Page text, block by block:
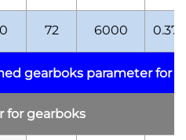
72 6000 0.37
gearboks parameter for
for gearboks